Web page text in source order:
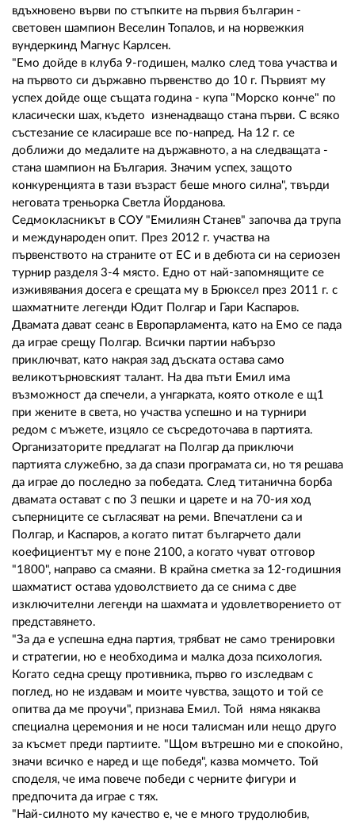
вдъхновено върви по стъпките на първия българин -
световен шампион Веселин Топалов, и на норвежкия
вундеркинд Магнус Карлсен.
"Емо дойде в клуба 9-годишен, малко след това участва и
на първото си държавно първенство до 10 г. Първият му
успех дойде още същата година - купа "Морско конче" по
класически шах, където изненадващо стана първи. С всяко
състезание се класираше все по-напред. На 12 г. се
доближи до медалите на държавното, а на следващата -
стана шампион на България. Значим успех, защото
конкуренцията в тази възраст беше много силна", твърди
неговата треньорка Светла Йорданова.
Седмокласникът в СОУ "Емилиян Станев" започва да трупа
и международен опит. През 2012 г. участва на
първенството на страните от ЕС и в дебюта си на сериозен
турнир разделя 3-4 място. Едно от най-запомнящите се
изживявания досега е срещата му в Брюксел през 2011 г. с
шахматните легенди Юдит Полгар и Гари Каспаров.
Двамата дават сеанс в Европарламента, като на Емо се пада
да играе срещу Полгар. Всички партии набързо
приключват, като накрая зад дъската остава само
великотърновският талант. На два пъти Емил има
възможност да спечели, а унгарката, която отколе е щ1
при жените в света, но участва успешно и на турнири
редом с мъжете, изцяло се съсредоточава в партията.
Организаторите предлагат на Полгар да приключи
партията служебно, за да спази програмата си, но тя решава
да играе до последно за победата. След титанична борба
двамата остават с по 3 пешки и царете и на 70-ия ход
съперниците се съгласяват на реми. Впечатлени са и
Полгар, и Каспаров, а когато питат българчето дали
коефициентът му е поне 2100, а когато чуват отговор
"1800", направо са смаяни. В крайна сметка за 12-годишния
шахматист остава удоволствието да се снима с две
изключителни легенди на шахмата и удовлетворението от
представянето.
"За да е успешна една партия, трябват не само тренировки
и стратегии, но е необходима и малка доза психология.
Когато седна срещу противника, първо го изследвам с
поглед, но не издавам и моите чувства, защото и той се
опитва да ме проучи", признава Емил. Той няма някаква
специална церемония и не носи талисман или нещо друго
за късмет преди партиите. "Щом вътрешно ми е спокойно,
значи всичко е наред и ще победя", казва момчето. Той
споделя, че има повече победи с черните фигури и
предпочита да играе с тях.
"Най-силното му качество е, че е много трудолюбив,
ПОЛИТИКАТА ЗА
ПОВЕРИТЕЛНОСТ
02 975 20 35